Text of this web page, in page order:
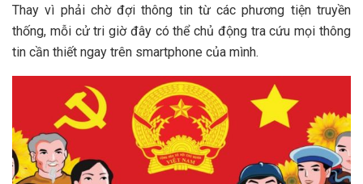
Thay vì phải chờ đợi thông tin từ các phương tiện truyền
thống, mỗi cử tri giờ đây có thể chủ động tra cứu mọi thông
tin cần thiết ngay trên smartphone của mình.